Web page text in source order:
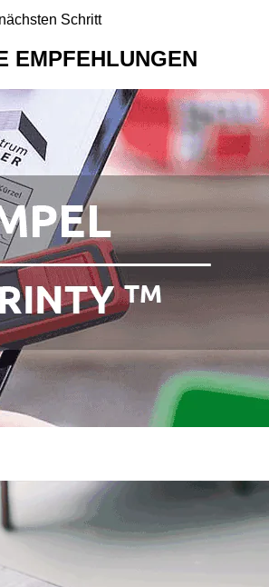
Schritt
EMPFEHLUNGEN